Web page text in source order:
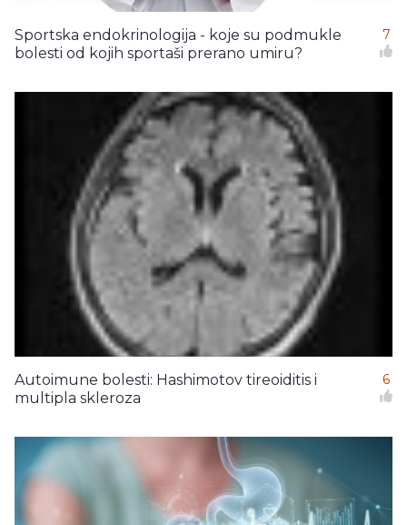
Sportska endokrinologija - koje su podmukle
bolesti od kojih sportaši prerano umiru?
7
Autoimune bolesti: Hashimotov tireoiditis i
multipla skleroza
6